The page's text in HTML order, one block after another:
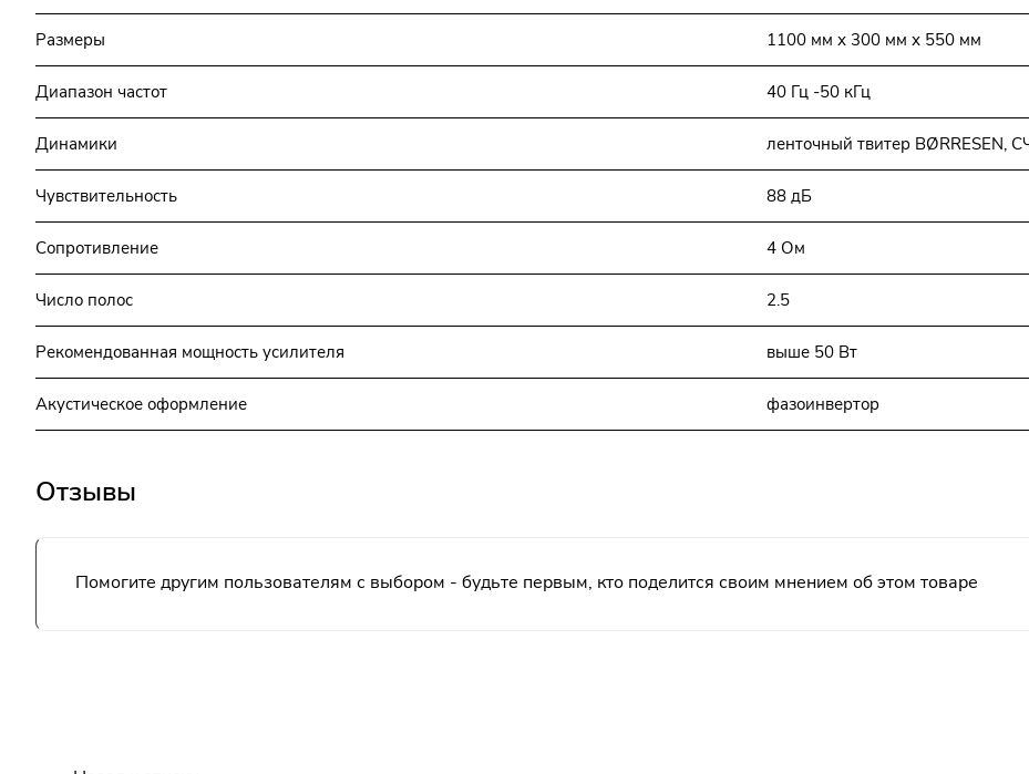
Размеры 1100 мм х 300 мм х 550 мм
Диапазон частот 40 Гц -50 кГц
Динамики ленточный твитер BØRRESEN,
Чувствительность 88 дБ
Сопротивление 4 Ом
Число полос 2.5
Рекомендованная мощность усилителя выше 50 Вт
Акустическое оформление фазоинвертор
Отзывы
Помогите другим пользователям с выбором - будьте первым, кто поделится своим мнением об этом товаре